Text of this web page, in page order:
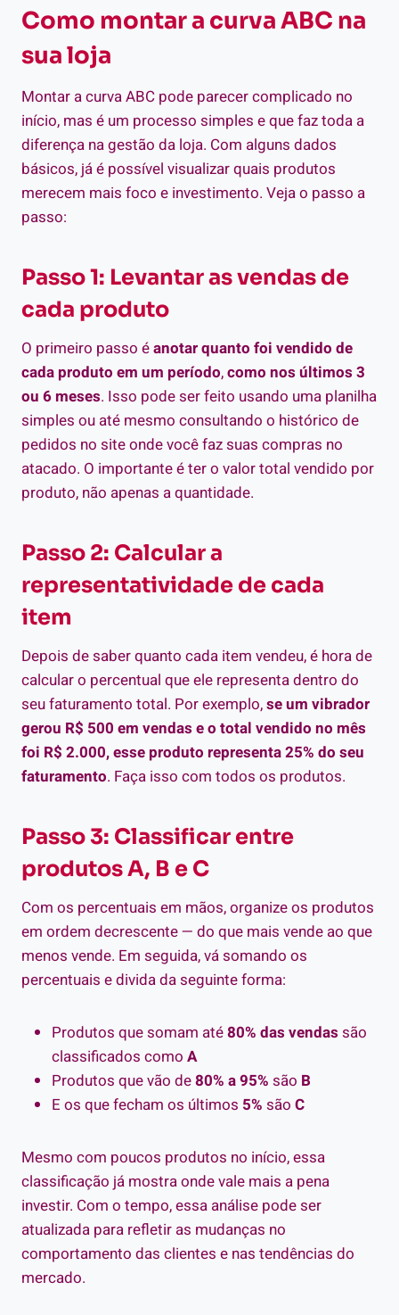
Como montar a curva ABC na
sua loja
Montar a curva ABC pode parecer complicado no
início, mas é um processo simples e que faz toda a
diferença na gestão da loja. Com alguns dados
básicos, já é possível visualizar quais produtos
merecem mais foco e investimento. Veja o passo a
passo:
Passo 1: Levantar as vendas de
cada produto
O primeiro passo éanotar quanto foi vendido de
cada produto em um período,como nos últimos 3
ou 6 meses. Isso pode ser feito usando uma planilha
simples ou até mesmo consultando o histórico de
pedidos no site onde você faz suas compras no
atacado. O importante é ter o valor total vendido por
produto, não apenas a quantidade.
Passo 2: Calcular a
representatividade de cada
item
Depois de saber quanto cada item vendeu, é hora de
calcular o percentual que ele representa dentro do
seu faturamento total. Por exemplo,se um vibrador
gerou R$ 500 em vendas e o total vendido no mês
foi R$ 2.000, esse produto representa 25% do seu
faturamento. Faça isso com todos os produtos.
Passo 3: Classificar entre
produtos A, B e C
Com os percentuais em mãos, organize os produtos
em ordem decrescente — do que mais vende ao que
menos vende. Em seguida, vá somando os
percentuais e divida da seguinte forma:
Produtos que somam até80% das vendas são
classificados como A
Produtos que vão de80% a 95% são B
E os que fecham os últimos 5% são C
Mesmo com poucos produtos no início, essa
classificação já mostra onde vale mais a pena
investir. Com o tempo, essa análise pode ser
atualizada para refletir as mudanças no
comportamento das clientes e nas tendências do
mercado.